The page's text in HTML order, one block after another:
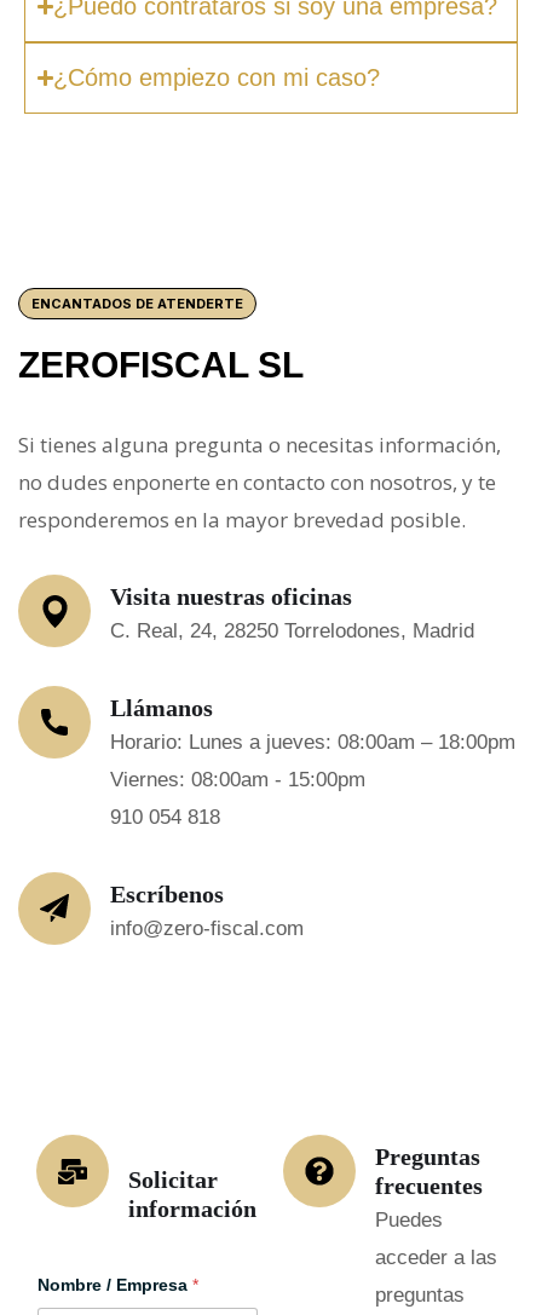
¿Puedo contrataros si soy una empresa?
¿Cómo empiezo con mi caso?
ENCANTADOS DE ATENDERTE
ZEROFISCAL SL
Si tienes alguna pregunta o necesitas información,
no dudes enponerte en contacto con nosotros, y te
responderemos en la mayor brevedad posible.
Visita nuestras oficinas
C. Real, 24, 28250 Torrelodones, Madrid
Llámanos
Horario: Lunes a jueves: 08:00am – 18:00pm
Viernes: 08:00am - 15:00pm
910 054 818
Escríbenos
info@zero-fiscal.com
Solicitar
información
Nombre / Empresa *
Preguntas
frecuentes
Puedes
acceder a las
preguntas